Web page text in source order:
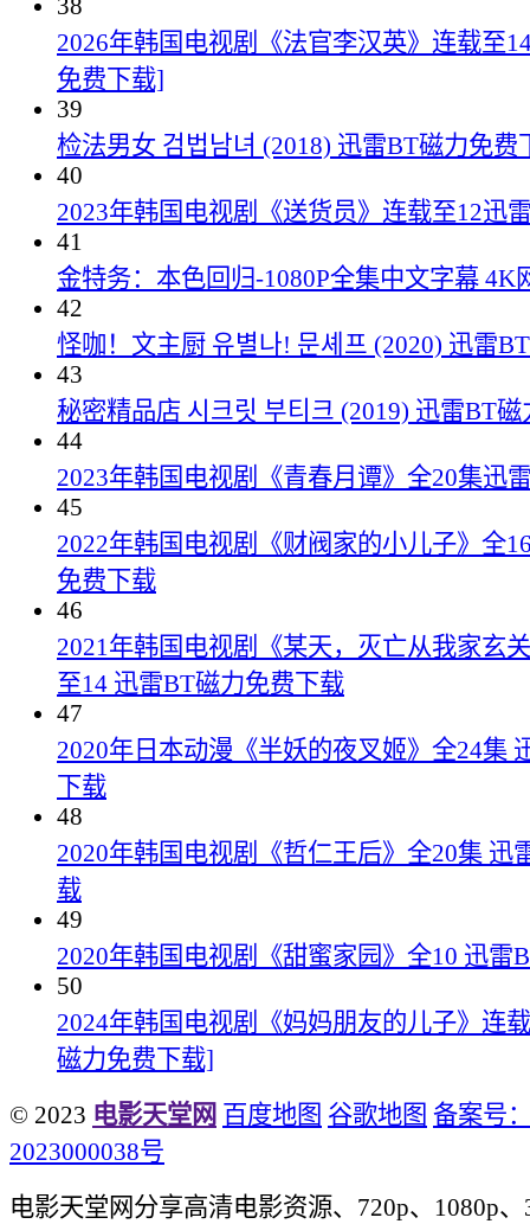
38
2026年韩国电视剧《法官李汉英》连载至
免费下载]
39
检法男女 검법남녀 (2018) 迅雷BT磁力免费
40
2023年韩国电视剧《送货员》连载至12迅
41
金特务：本色回归-1080P全集中文字幕 4K
42
怪咖！文主厨 유별나! 문셰프 (2020) 迅雷
43
秘密精品店 시크릿 부티크 (2019) 迅雷BT
44
2023年韩国电视剧《青春月谭》全20集迅
45
2022年韩国电视剧《财阀家的小儿子》全
免费下载
46
2021年韩国电视剧《某天，灭亡从我家玄
至14 迅雷BT磁力免费下载
47
2020年日本动漫《半妖的夜叉姬》全24集
下载
48
2020年韩国电视剧《哲仁王后》全20集 迅
载
49
2020年韩国电视剧《甜蜜家园》全10 迅雷
50
2024年韩国电视剧《妈妈朋友的儿子》连
磁力免费下载]
© 2023 电影天堂网 百度地图 谷歌地图 备案号
2023000038号
电影天堂网分享高清电影资源、720p、1080p